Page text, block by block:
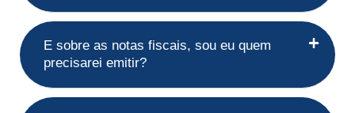
E sobre as notas fiscais, sou eu quem
precisarei emitir?